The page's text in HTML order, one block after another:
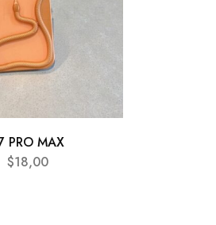
PRO MAX
$18,00